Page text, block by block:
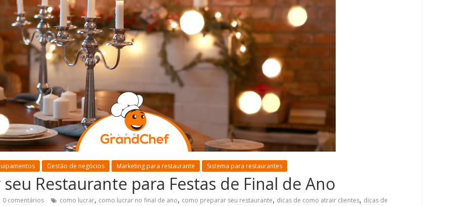
Gestão de negócios Marketing para restaurante Sistema para restaurantes
Restaurante para Festas de Final de Ano
0 comentários como lucrar, como lucrar no final de ano, como preparar seu restaurante, dicas de como atrair clientes, dicas de